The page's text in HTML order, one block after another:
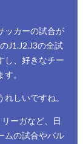
ッカーの試合が
J1.J2.J3の全試
し、好きなチー
。
しいですね。
ーガなど、日
ムの試合やバル